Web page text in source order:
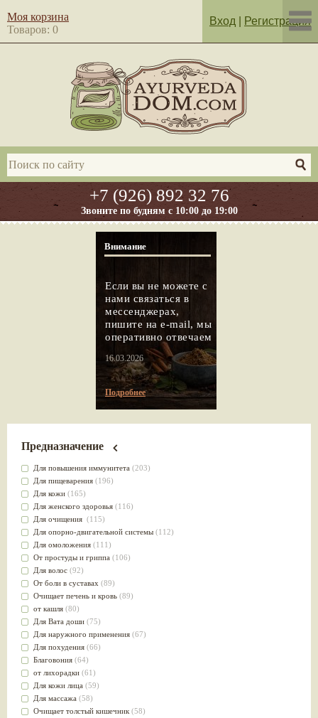
+7 (926) 892 32 76
Звоните по будням с 10:00 до 19:00
Моя корзина
Товаров: 0
Вход Регистрация
Внимание
Если вы не можете с
нами связаться в
мессенджерах,
пишите на e-mail, мы
оперативно отвечаем
16.03.2026
Подробнее
Предназначение
Для повышения иммунитета (203)
Для пищеварения (196)
Для кожи (165)
Для женского здоровья (116)
Для очищения (115)
Для опорно-двигательной системы (112)
Для омоложения (111)
От простуды и гриппа (106)
Для волос (92)
От боли в суставах (89)
Очищает печень и кровь (89)
от кашля (80)
Для Вата доши (75)
Для наружного применения (67)
Для похудения (66)
Благовония (64)
от лихорадки (61)
Для кожи лица (59)
Для массажа (58)
Очищает толстый кишечник (58)